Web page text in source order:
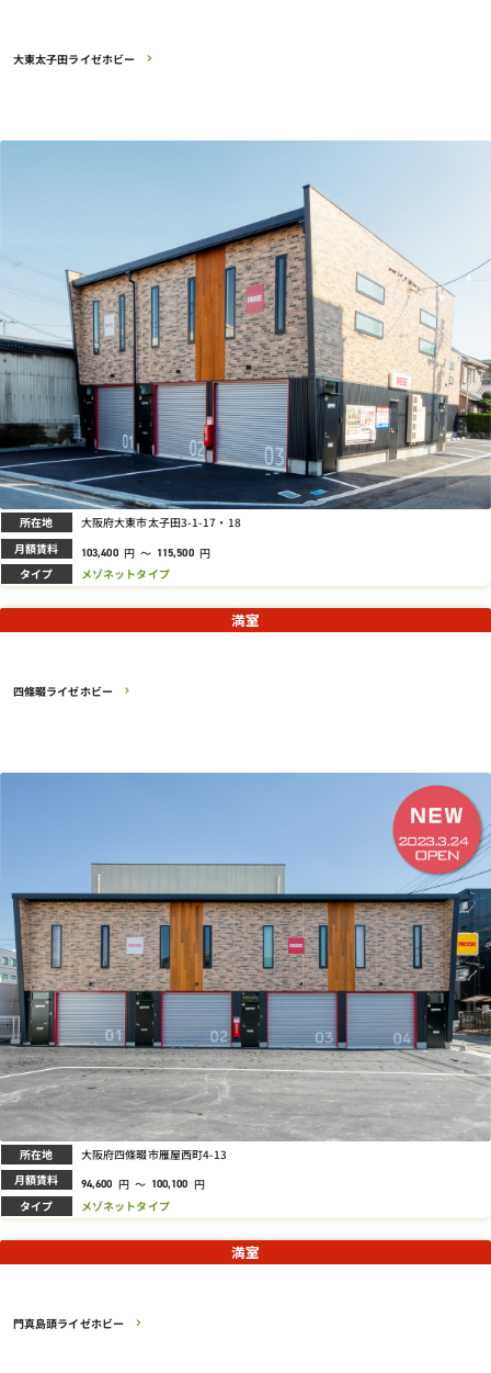
大東太子田ライゼホビー
所在地 大阪府大東市太子田3-1-17・18
月額賃料 103,400 円 ～ 115,500 円
タイプ メゾネットタイプ
四條畷ライゼホビー
満室
所在地 大阪府四條畷市雁屋西町4-13
月額賃料 94,600 円 ～ 100,100 円
タイプ メゾネットタイプ
門真島頭ライゼホビー
満室